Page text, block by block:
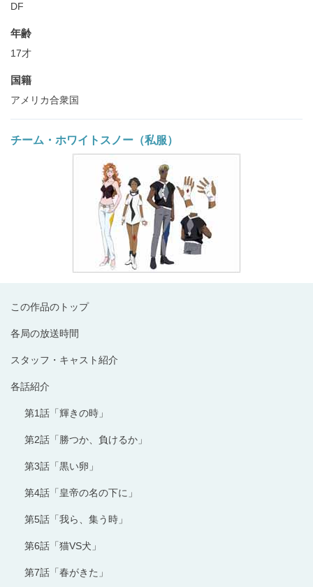
この作品のトップ
各局の放送時間
スタッフ・キャスト紹介
各話紹介
第1話「輝きの時」
第2話「勝つか、負けるか」
第3話「黒い卵」
第4話「皇帝の名の下に」
第5話「我ら、集う時」
第6話「猫VS犬」
第7話「春がきた」
DF
年齢
17才
国籍
アメリカ合衆国
チーム・ホワイトスノー（私服）